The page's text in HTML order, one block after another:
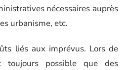
nécessaires auprès
urbanisme, etc.
liés aux imprévus. Lors de
possible que des